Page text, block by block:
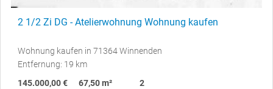
2 1/2 Zi DG - Atelierwohnung Wohnung kaufen
Wohnung kaufen in 71364 Winnenden
Entfernung: 19 km
145.000,00 €
67,50 m²
2